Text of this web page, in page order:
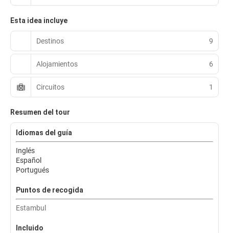
Esta idea incluye
Destinos 9
Alojamientos 6
Circuitos 1
Resumen del tour
Idiomas del guía
Inglés
Español
Portugués
Puntos de recogida
Estambul
Incluido